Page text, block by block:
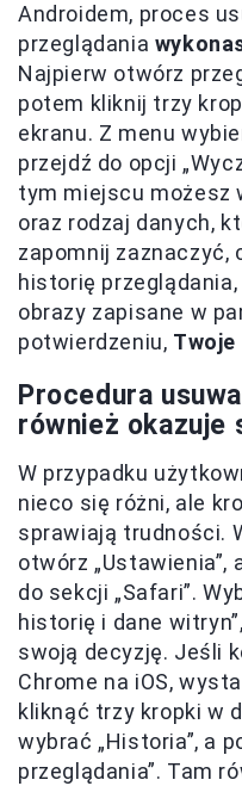
Androidem, proces
przeglądania
Najpierw otwórz
potem kliknij trzy
ekranu. Z menu
przejdź do opcji
tym miejscu możesz
oraz rodzaj danych,
zapomnij zaznaczyć,
historię
obrazy zapisane w
potwierdzeniu, Twoje
Procedura
również okazuje
W przypadku
nieco się różni, ale
sprawiają trudności.
otwórz „Ustawienia”,
do sekcji „Safari”.
historię i dane
swoją decyzję. Jeśli
Chrome na iOS,
kliknąć trzy kropki w
wybrać „Historia”, a
przeglądania”. Tam